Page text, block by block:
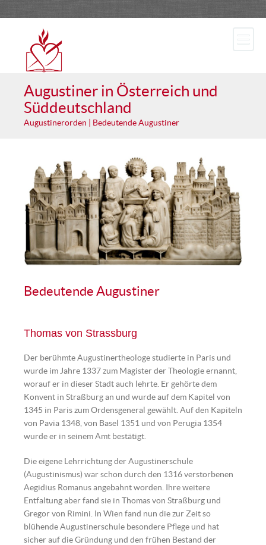
Augustiner in Österreich und
Süddeutschland
Augustinerorden | Bedeutende Augustiner
Bedeutende Augustiner
Thomas von Strassburg
Der berühmte Augustinertheologe studierte in Paris und
wurde im Jahre 1337 zum Magister der Theologie ernannt,
worauf er in dieser Stadt auch lehrte. Er gehörte dem
Konvent in Straßburg an und wurde auf dem Kapitel von
1345 in Paris zum Ordensgeneral gewählt. Auf den Kapiteln
von Pavia 1348, von Basel 1351 und von Perugia 1354
wurde er in seinem Amt bestätigt.
Die eigene Lehrrichtung der Augustinerschule
(Augustinismus) war schon durch den 1316 verstorbenen
Aegidius Romanus angebahnt worden. Ihre weitere
Entfaltung aber fand sie in Thomas von Straßburg und
Gregor von Rimini. In Wien fand nun die zur Zeit so
blühende Augustinerschule besondere Pflege und hat
sicher auf die Gründung und den frühen Bestand der